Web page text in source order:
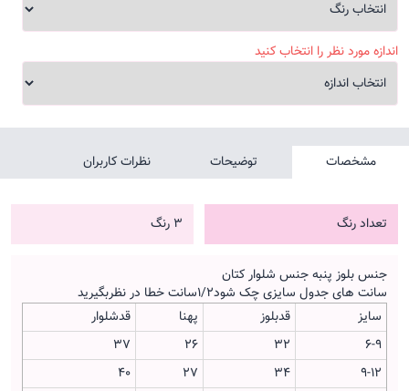
اندازه مورد نظر را انتخاب کنید
مشخصات توضیحات نظرات کاربران
تعداد رنگ 3 رنگ
جنس بلوز پنبه جنس شلوار کتان
سانت های جدول سایزی چک شود۱/۲سانت خطا در نظربگیرید
سایز
قدبلوز پهنا
قدشلوار
۶-۹
۳۲ ۲۶
۳۷
۹-۱۲
۳۴ ۲۷
۴۰